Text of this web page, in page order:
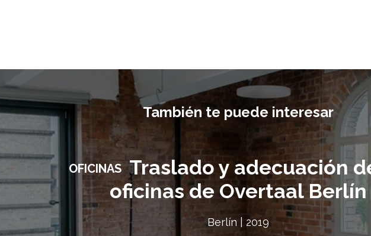
También te puede interesar
OFICINAS Traslado y adecuación
oficinas de Overtaal Berlín
Berlín | 2019